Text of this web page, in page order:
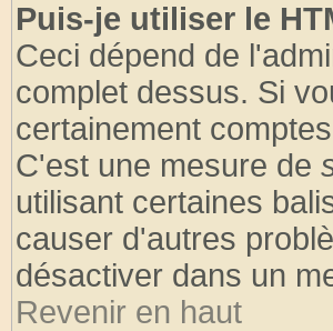
Puis-je utiliser le
Ceci dépend de
complet dessus. Si
certainement
C'est une mesure de
utilisant certaines
causer d'autres
désactiver dans un
Revenir en haut